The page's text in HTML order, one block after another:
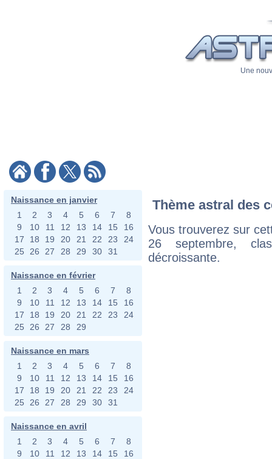
Une
Naissance en janvier
1
2 3 4 5 6 7
8
9
10 11 12 13 14 15
16
17
18 19 20 21 22 23
24
25
26 27 28 29 30 31
Naissance en février
1
2 3 4 5 6 7
8
9
10 11 12 13 14 15
16
17
18 19 20 21 22 23
24
25
26 27 28 29
Naissance en mars
1
2 3 4 5 6 7
8
9
10 11 12 13 14 15
16
17
18 19 20 21 22 23
24
25
26 27 28 29 30 31
Naissance en avril
1
2 3 4 5 6 7
8
9
10 11 12 13 14 15
16
Thème astral des
Vous trouverez sur
26 septembre,
décroissante.